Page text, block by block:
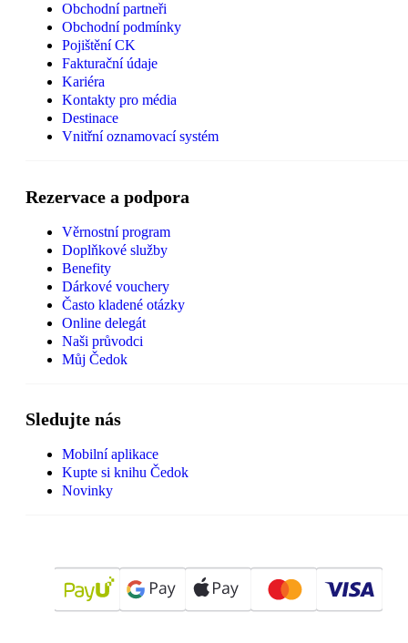
Obchodní partneři
Obchodní podmínky
Pojištění CK
Fakturační údaje
Kariéra
Kontakty pro média
Destinace
Vnitřní oznamovací systém
Rezervace a podpora
Věrnostní program
Doplňkové služby
Benefity
Dárkové vouchery
Často kladené otázky
Online delegát
Naši průvodci
Můj Čedok
Sledujte nás
Mobilní aplikace
Kupte si knihu Čedok
Novinky